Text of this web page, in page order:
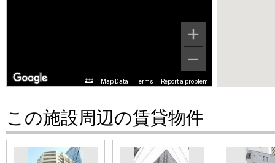
Map Data Terms Report a problem
この施設周辺の賃貸物件